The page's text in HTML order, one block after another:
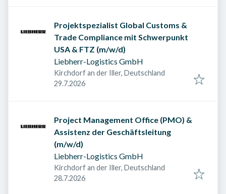
Projektspezialist Global Customs &
Trade Compliance mit Schwerpunkt
USA & FTZ (m/w/d)
Liebherr-Logistics GmbH
Kirchdorf an der Iller, Deutschland
Veröffentlicht am
29.7.2026
Project Management Office (PMO) &
Assistenz der Geschäftsleitung
(m/w/d)
Liebherr-Logistics GmbH
Kirchdorf an der Iller, Deutschland
Veröffentlicht am
28.7.2026